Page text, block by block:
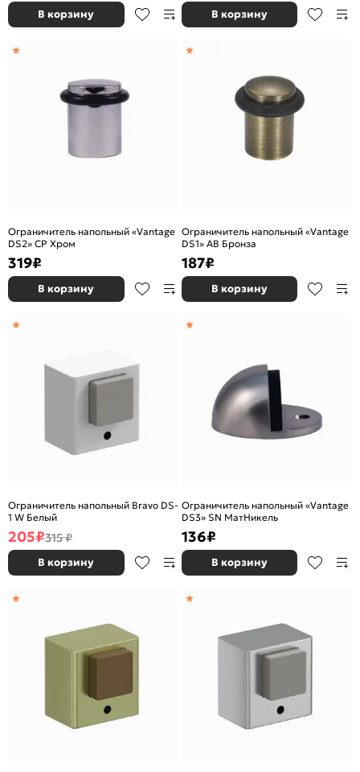
В корзину В корзину
Ограничитель напольный «Vantage
DS2» CP Хром
319₽
В корзину
Ограничитель напольный «Vantage
DS1» AB Бронза
187₽
В корзину
Ограничитель напольный Bravo DS-
1 W Белый
205₽315 ₽
В корзину
Ограничитель напольный «Vantage
DS3» SN МатНикель
136₽
В корзину